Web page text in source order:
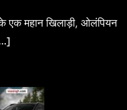
एक महान खिलाड़ी, ओलंपियन